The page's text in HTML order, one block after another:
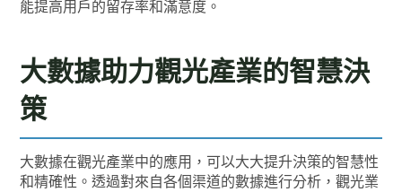
能提高用戶的留存率和滿意度。
大數據助力觀光產業的智慧決
策
大數據在觀光產業中的應用，可以大大提升決策的智慧性
和精確性。透過對來自各個渠道的數據進行分析，觀光業